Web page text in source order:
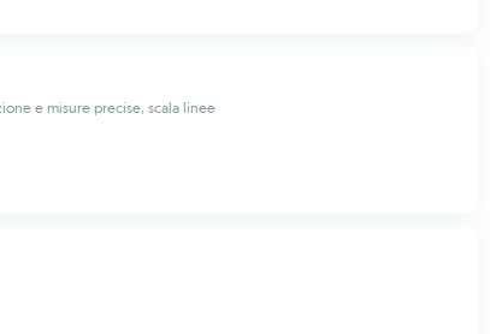
e misure precise, scala linee